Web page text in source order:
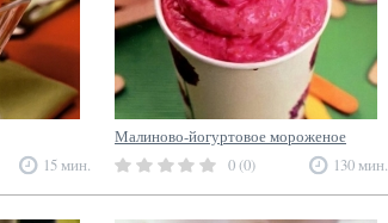
15 мин.
Малиново-йогуртовое мороженое
0 (0)
130 мин.